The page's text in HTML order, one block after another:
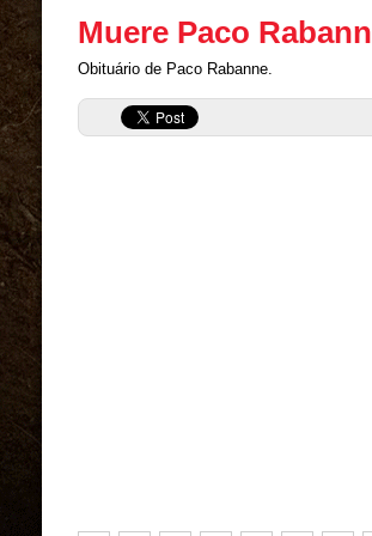
Muere Paco
Obituário de Paco Rabanne.